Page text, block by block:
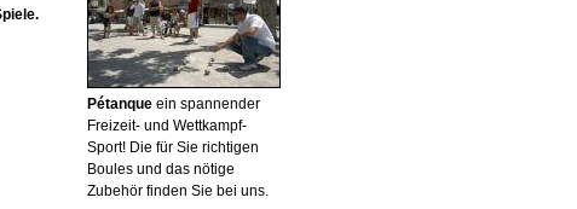
Pétanque ein spannender
Freizeit- und Wettkampf-
Sport! Die für Sie richtigen
Boules und das nötige
Zubehör finden Sie bei uns.